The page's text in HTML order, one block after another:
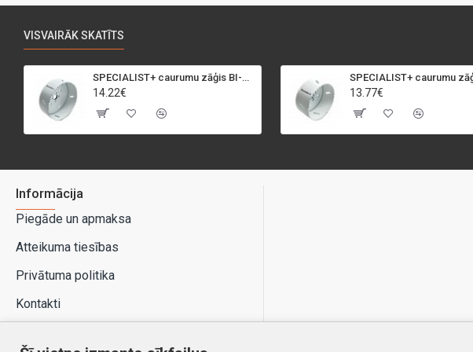
VISVAIRĀK SKATĪTS
SPECIALIST+ caurumu zāģis BI-METAL, 95 mm
14.22€ 13.77€
Informācija
Piegāde un apmaksa
Atteikuma tiesības
Privātuma politika
Kontakti